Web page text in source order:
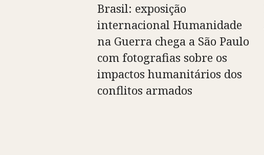
Brasil: exposição
internacional Humanidade
na Guerra chega a São Paulo
com fotografias sobre os
impactos humanitários dos
conflitos armados